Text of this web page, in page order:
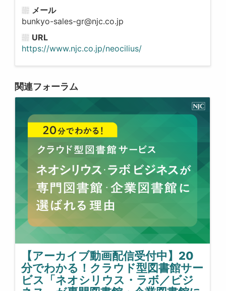
メール
bunkyo-sales-gr@njc.co.jp
URL
https://www.njc.co.jp/neocilius/
関連フォーラム
【アーカイブ動画配信受付中】20
分でわかる！クラウド型図書館サー
ビス「ネオシリウス・ラボ／ビジ